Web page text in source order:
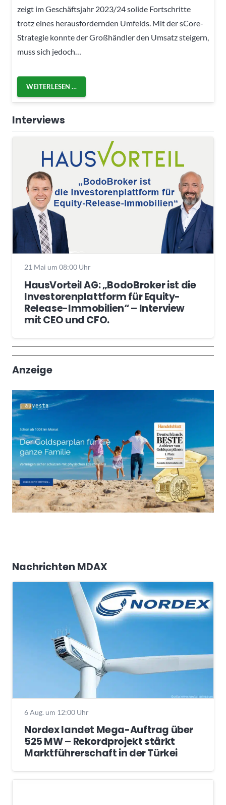
zeigt im Geschäftsjahr 2023/24 solide Fortschritte
trotz eines herausfordernden Umfelds. Mit der sCore-
Strategie konnte der Großhändler den Umsatz steigern,
muss sich jedoch…
WEITERLESEN …
Interviews
21 Mai um 08:00 Uhr
HausVorteil AG: „BodoBroker ist die
Investorenplattform für Equity-
Release-Immobilien“ – Interview
mit CEO und CFO.
Wochenrückblick
Trendthemen
Anzeige
Nachrichten MDAX
6 Aug. um 12:00 Uhr
Nordex landet Mega-Auftrag über
525 MW – Rekordprojekt stärkt
Marktführerschaft in der Türkei